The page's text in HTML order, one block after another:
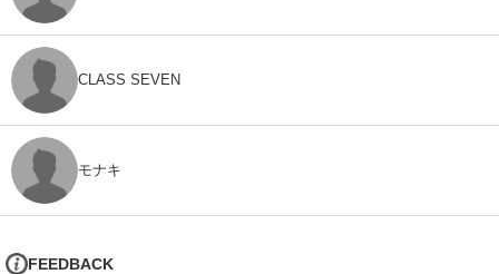
CLASS SEVEN
モナキ
FEEDBACK